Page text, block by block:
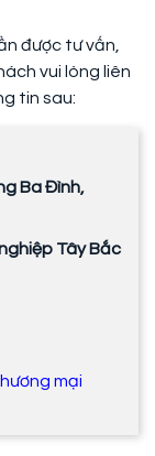
được tư vấn,
vui lòng liên
tin sau:
Ba Đình,
Tây Bắc
mại